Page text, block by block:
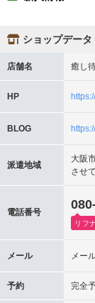
ショップデータ
店舗名 癒し
HP
BLOG
派遣地域
大阪
させ
電話番号
リフ
メール メー
予約 完全